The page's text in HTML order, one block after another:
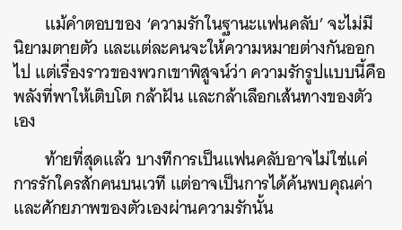
แม้คำตอบของ ‘ความรักในฐานะแฟนคลับ’ จะไม่มี
นิยามตายตัว และแต่ละคนจะให้ความหมายต่างกันออก
ไป แต่เรื่องราวของพวกเขาพิสูจน์ว่า ความรักรูปแบบนี้คือ
พลังที่พาให้เติบโต กล้าฝัน และกล้าเลือกเส้นทางของตัว
เอง
ท้ายที่สุดแล้ว บางทีการเป็นแฟนคลับอาจไม่ใช่แค่
การรักใครสักคนบนเวที แต่อาจเป็นการได้ค้นพบคุณค่า
และศักยภาพของตัวเองผ่านความรักนั้น